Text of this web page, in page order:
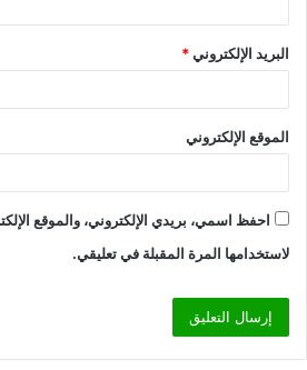
البريد الإلكتروني*
الموقع الإلكتروني
احفظ اسمي، بريدي الإلكتروني، والموقع
لاستخدامها المرة المقبلة في تعليقي.